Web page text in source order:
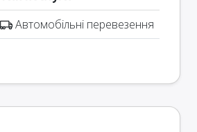
Автомобільні перевезення